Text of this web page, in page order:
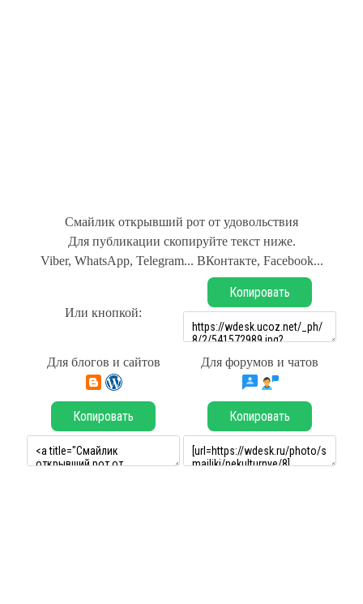
Смайлик открывший рот от удовольствия
Для публикации скопируйте текст ниже.
Viber, WhatsApp, Telegram... ВКонтакте, Facebook...
Или кнопкой:
Копировать
Для блогов и сайтов Для форумов и чатов
Копировать Копировать